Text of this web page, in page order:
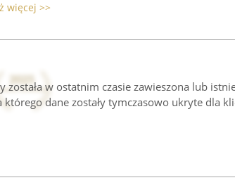
więcej >>
została w ostatnim czasie zawieszona lub
którego dane zostały tymczasowo ukryte dla